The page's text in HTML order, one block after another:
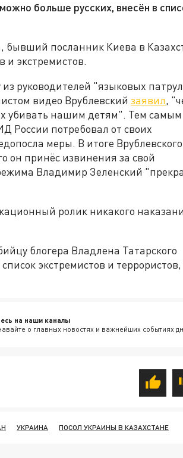
больше русских, внесён в
посланник Киева в
и экстремистов.
руководителей "языковых
видео Врублевский заявил,
убивать нашим детям". Тем самым
России потребовал от своих
меры. В итоге Врублевского
он принёс извинения за свой
Владимир Зеленский
ролик никакого
блогера Владлена Татарского
экстремистов и террористов,
на наши каналы
о главных новостях и важнейших событиях
УКРАИНА ПОСОЛ УКРАИНЫ В КАЗАХСТАНЕ